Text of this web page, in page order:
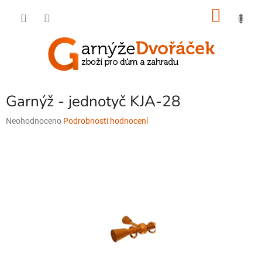
Garnýž - jednotyč KJA-28
Průměrné
Neohodnoceno Podrobnosti hodnocení